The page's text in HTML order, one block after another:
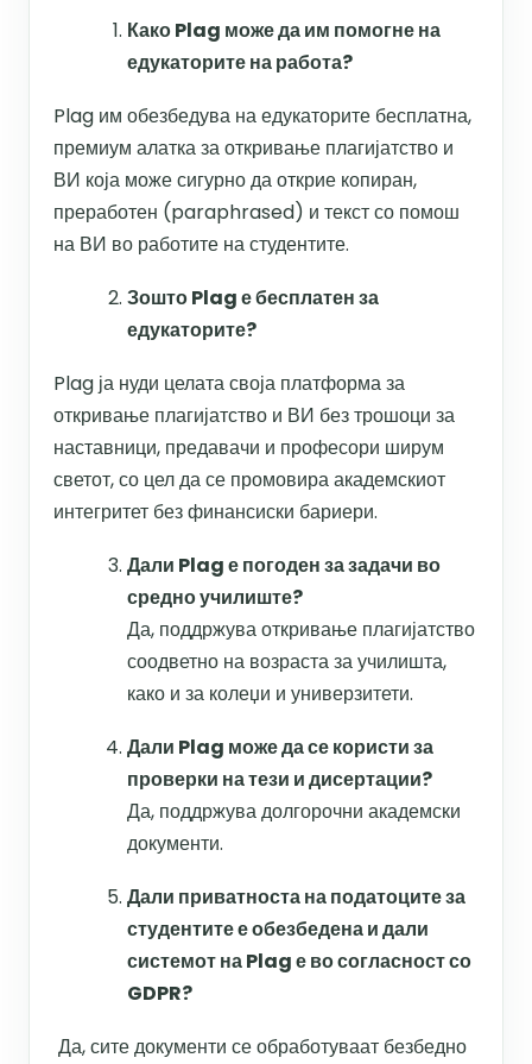
Како Plag може да им помогне на
едукаторите на работа?
Plag им обезбедува на едукаторите бесплатна,
премиум алатка за откривање плагијатство и
ВИ која може сигурно да открие копиран,
преработен (paraphrased) и текст со помош
на ВИ во работите на студентите.
Зошто Plag е бесплатен за
едукаторите?
Plag ја нуди целата своја платформа за
откривање плагијатство и ВИ без трошоци за
наставници, предавачи и професори ширум
светот, со цел да се промовира академскиот
интегритет без финансиски бариери.
Дали Plag е погоден за задачи во
средно училиште?
Да, поддржува откривање плагијатство
соодветно на возраста за училишта,
како и за колеџи и универзитети.
Дали Plag може да се користи за
проверки на тези и дисертации?
Да, поддржува долгорочни академски
документи.
Дали приватноста на податоците за
студентите е обезбедена и дали
системот на Plag е во согласност со
GDPR?
Да, сите документи се обработуваат безбедно